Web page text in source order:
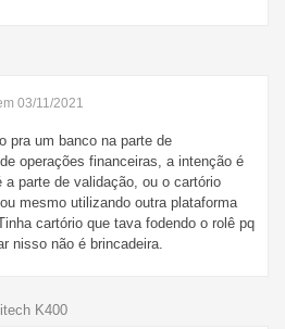
03/11/2021
pra um banco na parte de
operações financeiras, a intenção é
parte de validação, ou o cartório
mesmo utilizando outra plataforma
cartório que tava fodendo o rolê pq
nisso não é brincadeira.
K400